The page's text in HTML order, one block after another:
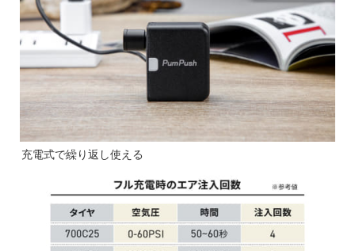
充電式で繰り返し使える